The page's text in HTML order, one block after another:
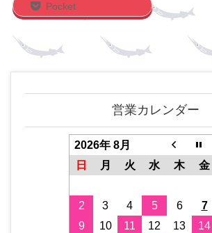
Pocket
営業カレンダー
2026年 8月
日
月 火 水 木 金
2
3 4 5 6 7
9
10 11 12 13 14